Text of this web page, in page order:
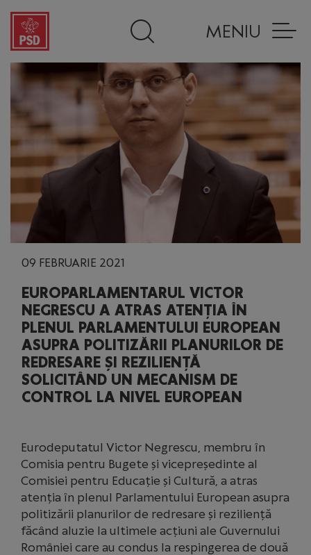
MENIU
09 FEBRUARIE 2021
EUROPARLAMENTARUL VICTOR
NEGRESCU A ATRAS ATENȚIA ÎN
PLENUL PARLAMENTULUI EUROPEAN
ASUPRA POLITIZĂRII PLANURILOR DE
REDRESARE ȘI REZILIENȚĂ
SOLICITÂND UN MECANISM DE
CONTROL LA NIVEL EUROPEAN
Eurodeputatul Victor Negrescu, membru în
Comisia pentru Bugete și vicepreședinte al
Comisiei pentru Educație și Cultură, a atras
atenția în plenul Parlamentului European asupra
politizării planurilor de redresare și reziliență
făcând aluzie la ultimele acțiuni ale Guvernului
României care au condus la respingerea de două